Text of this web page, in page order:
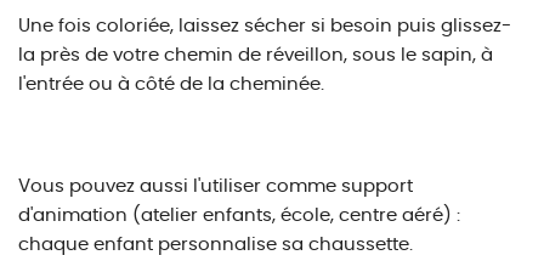
Une fois coloriée, laissez sécher si besoin puis glissez-
la près de votre chemin de réveillon, sous le sapin, à
l'entrée ou à côté de la cheminée.
Vous pouvez aussi l'utiliser comme support
d'animation (atelier enfants, école, centre aéré) :
chaque enfant personnalise sa chaussette.